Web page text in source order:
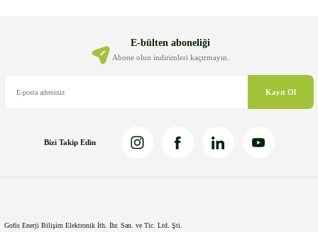
Ürün bilgilerinde hatalar bulunuyor.
Ürün fiyatı diğer sitelerden daha pahalı.
E-bülten aboneliği
Abone olun indirimleri kaçırmayın.
Kayıt Ol
Bizi Takip Edin
Gofis Enerji Bilişim Elektronik İth. İhr. San. ve Tic. Ltd. Şti.